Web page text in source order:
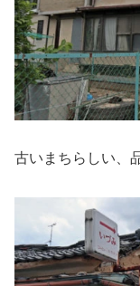
古いまちらしい、